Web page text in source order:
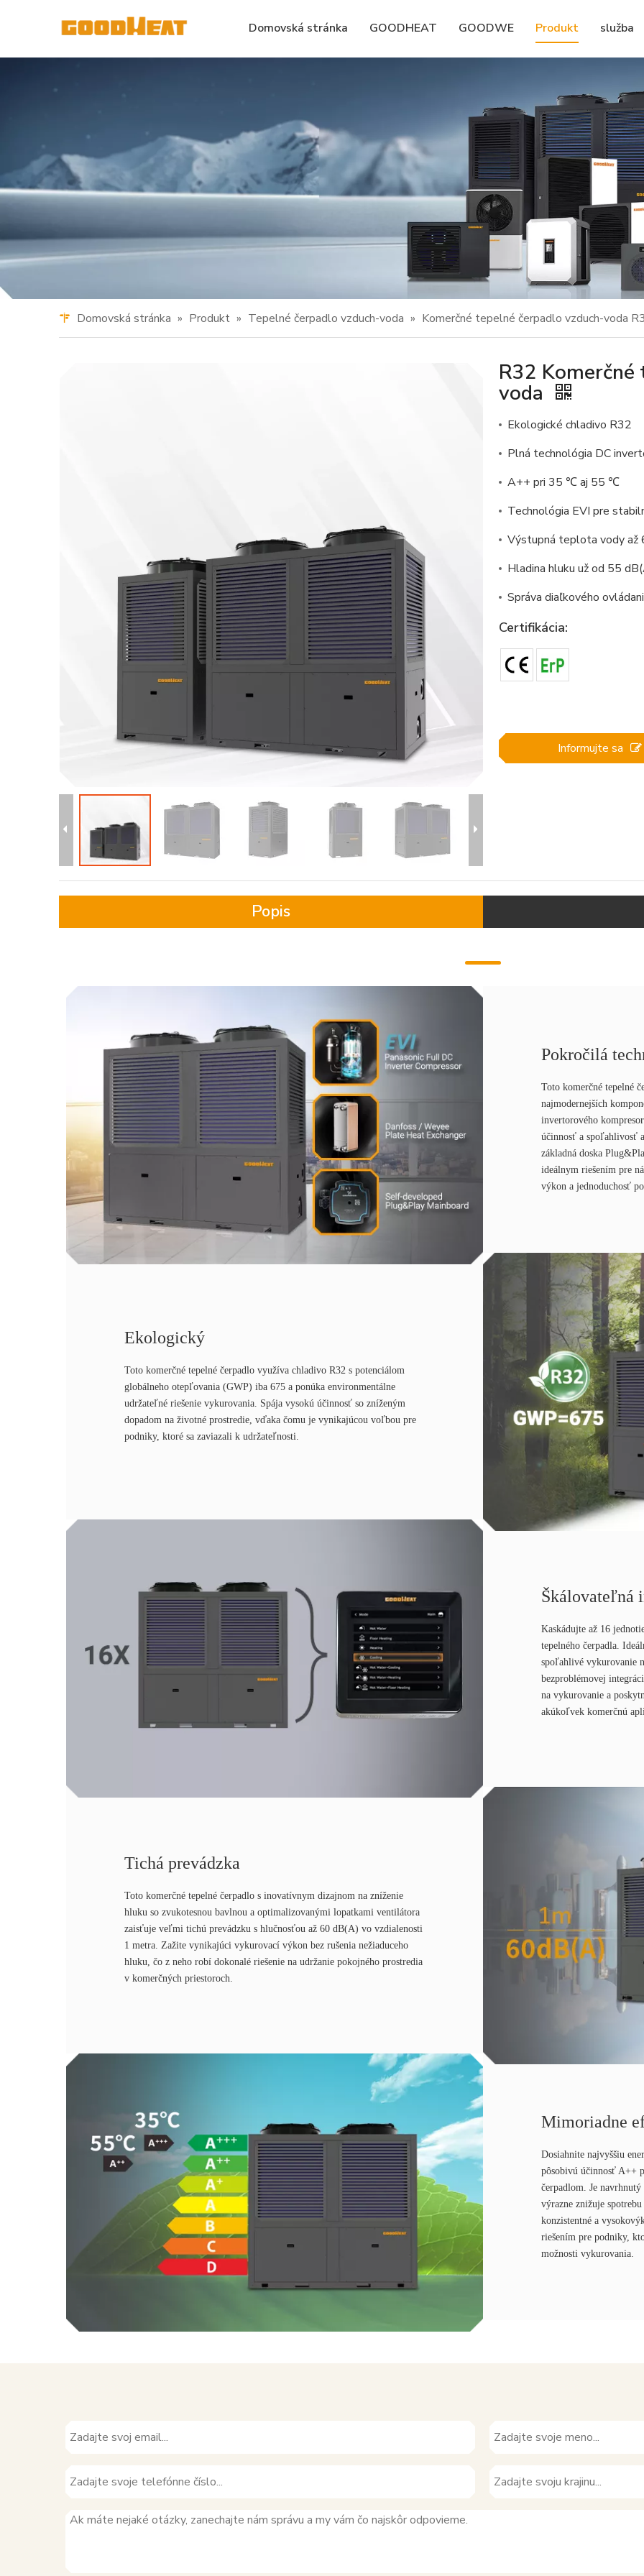
Domovská stránka GOODHEAT GOODWE Produkt služba
Domovská stránka » Produkt » Tepelné čerpadlo vzduch-voda » Komerčné tepelné čerpadlo vzduch-voda
R32
voda
Ekologické chladivo R32
Plná technológia DC
A++ pri 35 ℃ aj 55 ℃
Technológia EVI pre
Výstupná teplota vody
Hladina hluku už od 55
Správa diaľkového
Certifikácia:
Informujte sa
Popis
Pokročilá
Toto komerčné tepelné
najmodernejších
invertorového
účinnosť a spoľahlivosť
základná doska
ideálnym riešením pre
výkon a jednoduchosť
Ekologický
Toto komerčné tepelné čerpadlo využíva chladivo R32 s potenciálom
globálneho otepľovania (GWP) iba 675 a ponúka environmentálne
udržateľné riešenie vykurovania. Spája vysokú účinnosť so zníženým
dopadom na životné prostredie, vďaka čomu je vynikajúcou voľbou pre
podniky, ktoré sa zaviazali k udržateľnosti.
Škálovateľná
Kaskádujte až 16
tepelného čerpadla.
spoľahlivé vykurovanie
bezproblémovej
na vykurovanie a
akúkoľvek komerčnú
Tichá prevádzka
Toto komerčné tepelné čerpadlo s inovatívnym dizajnom na zníženie
hluku so zvukotesnou bavlnou a optimalizovanými lopatkami ventilátora
zaisťuje veľmi tichú prevádzku s hlučnosťou až 60 dB(A) vo vzdialenosti
1 metra. Zažite vynikajúci vykurovací výkon bez rušenia nežiaduceho
hluku, čo z neho robí dokonalé riešenie na udržanie pokojného prostredia
v komerčných priestoroch.
Mimoriadne
Dosiahnite najvyššiu
pôsobivú účinnosť A++
čerpadlom. Je
výrazne znižuje
konzistentné a
riešením pre podniky,
možnosti vykurovania.